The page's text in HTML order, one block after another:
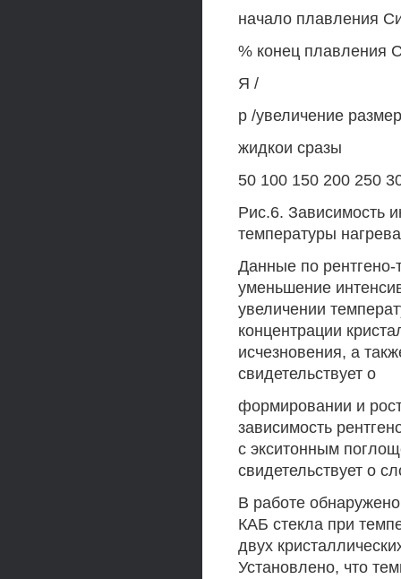
начало плавления
% конец плавления
Я /
р /увеличение
жидкои сразы
50 100 150 200 250
Рис.6. Зависимость
температуры
Данные по рентгено-
уменьшение
увеличении
концентрации
исчезновения, а
свидетельствует о
формировании и
зависимость
с экситонным
свидетельствует о
В работе
КАБ стекла при
двух
Установлено, что